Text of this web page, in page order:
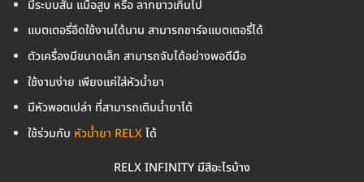
มีระบบสั่น เเมื่อสูบ หรือ ลากยาวเกินไป
แบตเตอรี่อึดใช้งานได้นาน สามารถชาร์จแบตเตอรี่ได้
ตัวเครื่องมีขนาดเล็ก สามารถจับได้อย่างพอดีมือ
ใช้งานง่าย เพียงแค่ใส่หัวน้ำยา
มีหัวพอตเปล่า ที่สามารถเติมน้ำยาได้
ใช้ร่วมกับ หัวน้ำยา RELX ได้
RELX INFINITY มีสีอะไรบ้าง